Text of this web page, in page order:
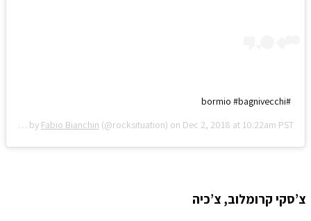
#bormio #bagnivecchi
A post shared by
Fabio Bianchin (@rocksituation) on Dec 2, 2018 at 10:22am PST
צ’סקי קרומלוב, צ’כיה